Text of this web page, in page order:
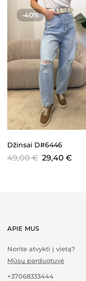
-40%
Džinsai D#6446
49,00€ 29,40 €
APIE MUS
Norite atvykti į vietą?
Mūsų parduotuvė
+37068333444